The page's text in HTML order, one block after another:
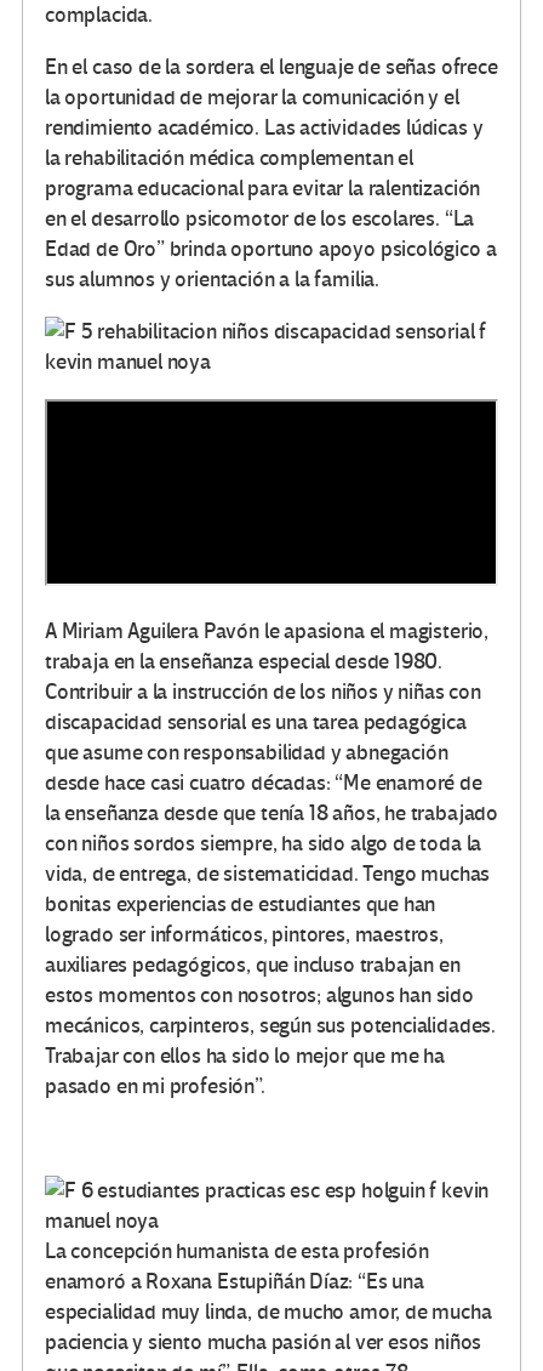
complacida.
En el caso de la sordera el lenguaje de señas ofrece
la oportunidad de mejorar la comunicación y el
rendimiento académico. Las actividades lúdicas y
la rehabilitación médica complementan el
programa educacional para evitar la ralentización
en el desarrollo psicomotor de los escolares. “La
Edad de Oro” brinda oportuno apoyo psicológico a
sus alumnos y orientación a la familia.
A Miriam Aguilera Pavón le apasiona el magisterio,
trabaja en la enseñanza especial desde 1980.
Contribuir a la instrucción de los niños y niñas con
discapacidad sensorial es una tarea pedagógica
que asume con responsabilidad y abnegación
desde hace casi cuatro décadas: “Me enamoré de
la enseñanza desde que tenía 18 años, he trabajado
con niños sordos siempre, ha sido algo de toda la
vida, de entrega, de sistematicidad. Tengo muchas
bonitas experiencias de estudiantes que han
logrado ser informáticos, pintores, maestros,
auxiliares pedagógicos, que incluso trabajan en
estos momentos con nosotros; algunos han sido
mecánicos, carpinteros, según sus potencialidades.
Trabajar con ellos ha sido lo mejor que me ha
pasado en mi profesión”.
La concepción humanista de esta profesión
enamoró a Roxana Estupiñán Díaz: “Es una
especialidad muy linda, de mucho amor, de mucha
paciencia y siento mucha pasión al ver esos niños